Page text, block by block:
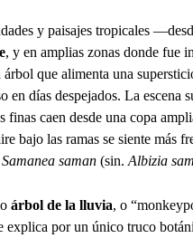
y paisajes tropicales
, y en amplias zonas donde fue
que alimenta una
en días despejados. La escena
finas caen desde una copa
bajo las ramas se siente más
Samanea saman (sin. Albizia
árbol de la lluvia, o
explica por un único truco